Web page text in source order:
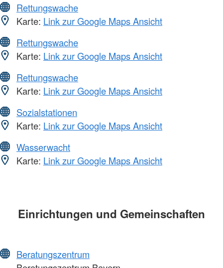
Rettungswache
Karte: Link zur Google Maps Ansicht
Rettungswache
Karte: Link zur Google Maps Ansicht
Rettungswache
Karte: Link zur Google Maps Ansicht
Sozialstationen
Karte: Link zur Google Maps Ansicht
Wasserwacht
Karte: Link zur Google Maps Ansicht
Einrichtungen und Gemeinschaften
Beratungszentrum